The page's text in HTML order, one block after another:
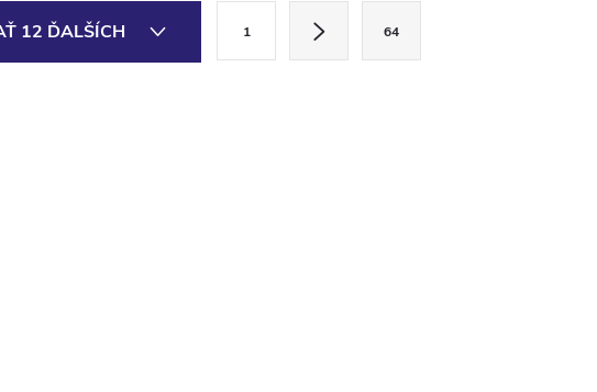
12 ĎALŠÍCH 1 64